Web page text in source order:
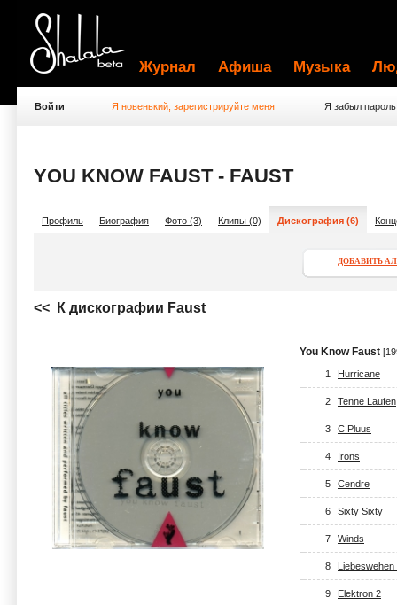
Журнал Афиша Музыка
Войти Я новенький, зарегистрируйте меня Я забыл пароль
YOU KNOW FAUST - FAUST
Профиль Биография Фото (3) Клипы (0) Дискография (6)
ДОБАВИТЬ
<< К дискографии Faust
You Know Faust
1 Hurricane
2 Tenne Laufen
3 C Pluus
4 Irons
5 Cendre
6 Sixty Sixty
7 Winds
8 Liebeswehen
9 Elektron 2